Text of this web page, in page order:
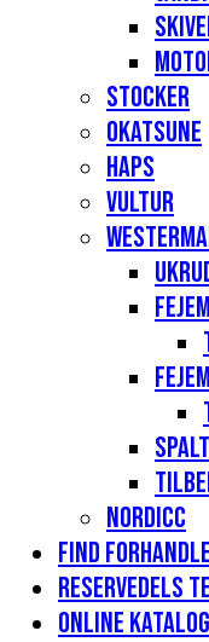
Stocker
Okatsune
Haps
Vultur
Nordicc
Find
Reservedels
Online